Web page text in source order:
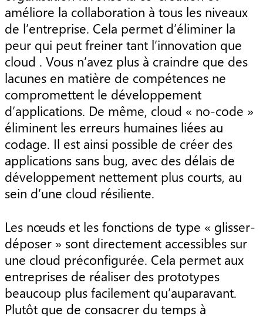
améliore la collaboration à tous les niveaux
de l’entreprise. Cela permet d’éliminer la
peur qui peut freiner tant l’innovation que
cloud . Vous n’avez plus à craindre que des
lacunes en matière de compétences ne
compromettent le développement
d’applications. De même, cloud « no-code »
éliminent les erreurs humaines liées au
codage. Il est ainsi possible de créer des
applications sans bug, avec des délais de
développement nettement plus courts, au
sein d’une cloud résiliente.
Les nœuds et les fonctions de type « glisser-
déposer » sont directement accessibles sur
une cloud préconfigurée. Cela permet aux
entreprises de réaliser des prototypes
beaucoup plus facilement qu’auparavant.
Plutôt que de consacrer du temps à